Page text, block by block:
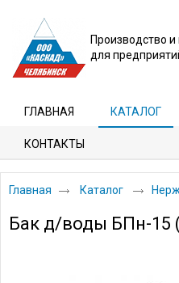
Производство
для
ГЛАВНАЯ КАТАЛОГ
КОНТАКТЫ
Главная Каталог
Бак д/воды БПн-15